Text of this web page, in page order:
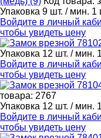
Упаковка 9 шт. / мин. 1
Войдите в личный
чтобы увидеть цену
Упаковка 12 шт. / мин.
Войдите в личный
чтобы увидеть цену
товара: 2767
Упаковка 12 шт. / мин.
Войдите в личный
чтобы увидеть цену